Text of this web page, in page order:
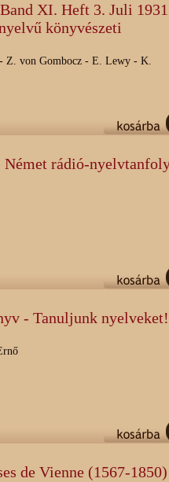
XI. Heft 3. Juli
könyvészeti
Z. von Gombocz - E. Lewy - K.
Német rádió-
- Tanuljunk nyelveket!
de Vienne (1567-1850)